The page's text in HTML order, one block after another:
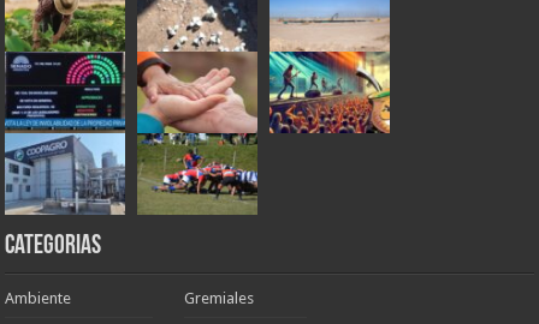
Categorias
Ambiente Gremiales